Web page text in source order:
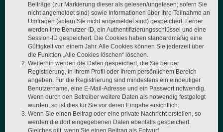
Beiträge (zur Markierung dieser als gelesen/ungelesen; sofern Sie
nicht angemeldet sind) sowie Informationen über Ihre Teilnahme an
Umfragen (sofern Sie nicht angemeldet sind) gespeichert. Ferner
werden Ihre Benutzer-ID, ein Authentifizierungsschlüssel und eine
Session-ID gespeichert. Die Cookies haben standardmäßig eine
Gültigkeit von einem Jahr. Alle Cookies können Sie jederzeit über
die Funktion „Alle Cookies löschen“ löschen.
Weiterhin werden die Daten gespeichert, die Sie bei der
Registrierung, in Ihrem Profil oder Ihrem persönlichem Bereich
angeben. Für die Registrierung sind mindestens ein eindeutiger
Benutzername, eine E-Mail-Adresse und ein Passwort notwendig.
Wenn durch den Betreiber weitere Daten als notwendig festgelegt
wurden, so ist dies für Sie vor deren Eingabe ersichtlich.
Wenn Sie einen Beitrag oder eine private Nachricht erstellen, so
werden die dort eingegebenen Daten ebenfalls gespeichert.
Gleiches gilt, wenn Sie einen Beitrag als Entwurf